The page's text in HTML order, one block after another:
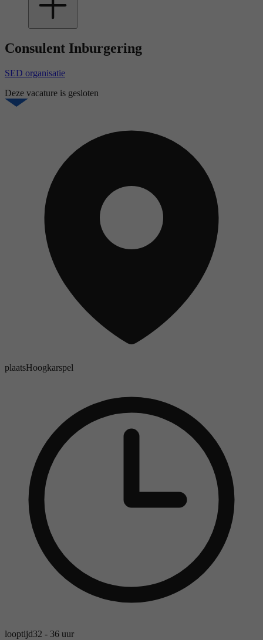
Consulent Inburgering
SED organisatie
Deze vacature is gesloten
plaatsHoogkarspel
looptijd32 - 36 uur